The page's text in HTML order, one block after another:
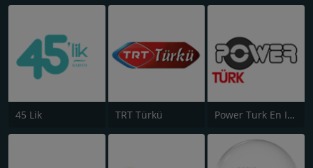
45 Lik TRT Türkü Power Turk En Iyiler